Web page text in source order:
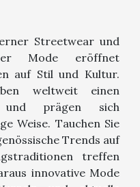
Streetwear und
Mode eröffnet
auf Stil und Kultur.
weltweit einen
und prägen sich
Weise. Tauchen Sie
Trends auf
treffen
innovative Mode